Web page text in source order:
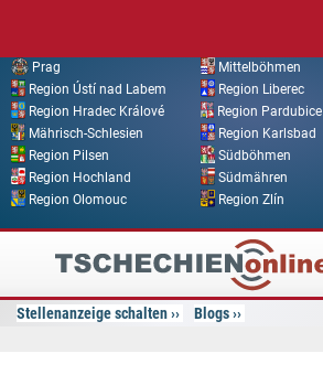
Prag
Mittelböhmen
Region Ústí nad Labem
Region Liberec
Region Hradec Králové
Region Pardubice
Mährisch-Schlesien
Region Karlsbad
Region Pilsen
Südböhmen
Region Hochland
Südmähren
Region Olomouc
Region Zlín
Tschechien
Online
Stellenanzeige schalten Blogs